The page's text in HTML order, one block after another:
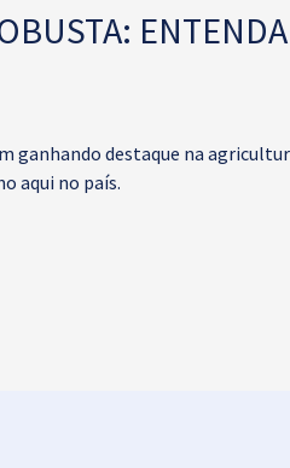
ganhando destaque na
aqui no país.